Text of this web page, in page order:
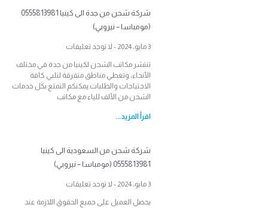
شركة شحن من جدة الى كينيا 0555813981
(مومباسا – نيروبي)
3 مايو، 2024 لا توجد تعليقات
تنتشر مكاتب الشحن لكينيا من جدة في مختلف
الأنحاء، وتغطي مناطق متفرقة لتلبي كافة
الاحتياجات والطلبات.يمكنكم التمتع بكل خدمات
الشحن من الألف للياء مع مكاتب
اقرأ المزيد...
شركة شحن من السعودية الى كينيا
0555813981 (مومباسا – نيروبي)
3 مايو، 2024 لا توجد تعليقات
يحصل العميل على جميع الحقوق اللازمة عند